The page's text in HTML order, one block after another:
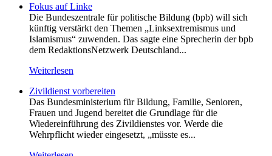
Fokus auf Linke
Die Bundeszentrale für politische Bildung (bpb) will sich
künftig verstärkt den Themen „Linksextremismus und
Islamismus“ zuwenden. Das sagte eine Sprecherin der bpb
dem RedaktionsNetzwerk Deutschland...
Weiterlesen
Zivildienst vorbereiten
Das Bundesministerium für Bildung, Familie, Senioren,
Frauen und Jugend bereitet die Grundlage für die
Wiedereinführung des Zivildienstes vor. Werde die
Wehrpflicht wieder eingesetzt, „müsste es...